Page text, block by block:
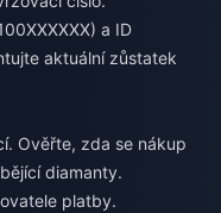
a ID
aktuální zůstatek
Ověřte, zda se nákup
diamanty.
platby.